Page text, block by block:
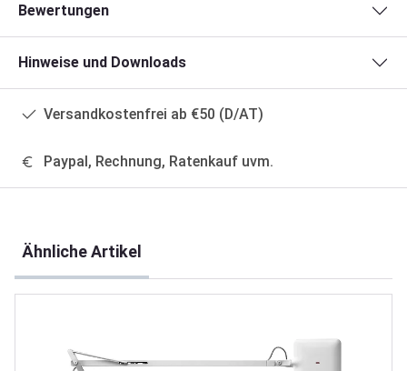
Bewertungen
Hinweise und Downloads
Versandkostenfrei ab €50 (D/AT)
Paypal, Rechnung, Ratenkauf uvm.
Ähnliche Artikel